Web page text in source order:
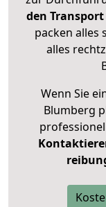
den
packen alles
alles
Wenn Sie
Blumberg